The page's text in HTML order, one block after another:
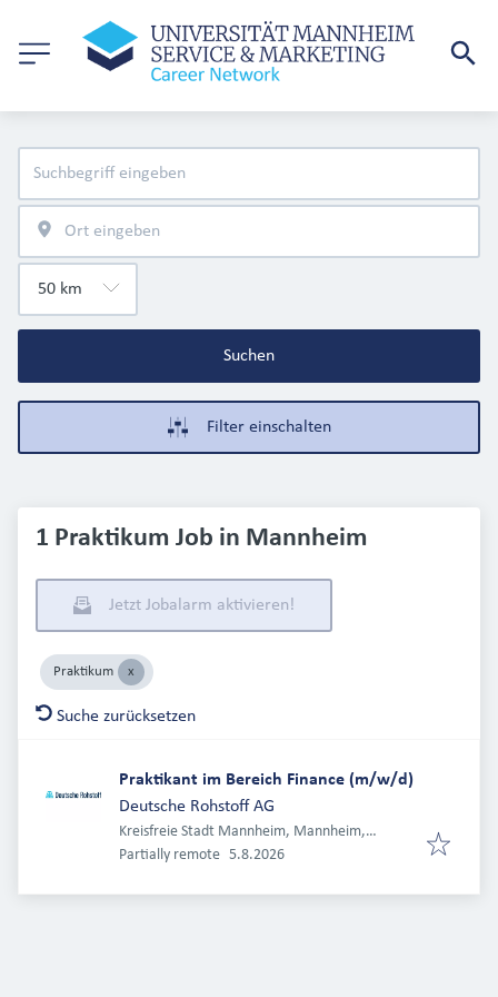
Suchen
Filter einschalten
1 Praktikum Job in Mannheim
Jetzt Jobalarm aktivieren!
Praktikum
Suche zurücksetzen
Praktikant im Bereich Finance (m/w/d)
Deutsche Rohstoff AG
Kreisfreie Stadt Mannheim, Mannheim,
Deutschland
Partially remote Veröffentlicht
5.8.2026